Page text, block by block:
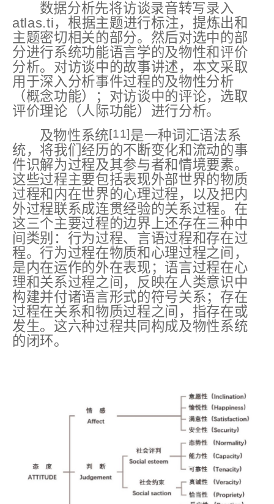
数据分析先将访谈录音转写录入
atlas.ti，根据主题进行标注，提炼出和
主题密切相关的部分。然后对选中的部
分进行系统功能语言学的及物性和评价
分析。对访谈中的故事讲述，本文采取
用于深入分析事件过程的及物性分析
（概念功能）；对访谈中的评论，选取
评价理论（人际功能）进行分析。
及物性系统[11]是一种词汇语法系
统，将我们经历的不断变化和流动的事
件识解为过程及其参与者和情境要素。
这些过程主要包括表现外部世界的物质
过程和内在世界的心理过程，以及把内
外过程联系成连贯经验的关系过程。在
这三个主要过程的边界上还存在三种中
间类别：行为过程、言语过程和存在过
程。行为过程在物质和心理过程之间，
是内在运作的外在表现；语言过程在心
理和关系过程之间，反映在人类意识中
构建并付诸语言形式的符号关系；存在
过程在关系和物质过程之间，指存在或
发生。这六种过程共同构成及物性系统
的闭环。